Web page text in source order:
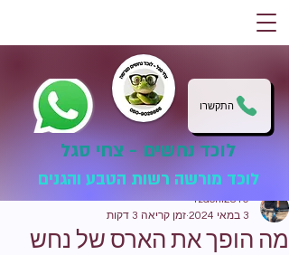
התקשרו
לוכד נחשים - צחי סגל
לוכד מורשה רשות הטבע והגנים
מה הופך את הארס של נחש
tzachi2810
3 במאי 2024
זמן קריאה 3 דקות